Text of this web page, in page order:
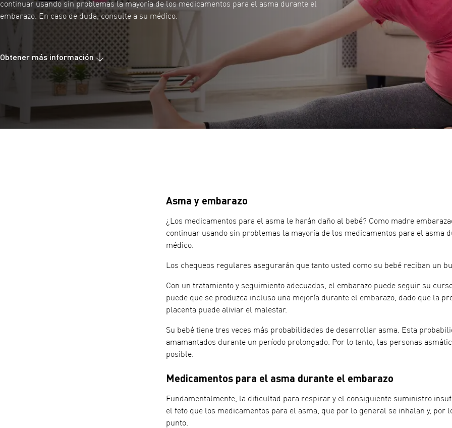
continuar usando sin problemas la mayoría de los medicamentos para el asma durante el
embarazo. En caso de duda, consulte a su médico.
Obtener más información
Asma y embarazo
¿Los medicamentos para el asma le harán daño al bebé? Como madre
continuar usando sin problemas la mayoría de los medicamentos para el asma
médico.
Los chequeos regulares asegurarán que tanto usted como su bebé reciban un
Con un tratamiento y seguimiento adecuados, el embarazo puede seguir su
puede que se produzca incluso una mejoría durante el embarazo, dado que la
placenta puede aliviar el malestar.
Su bebé tiene tres veces más probabilidades de desarrollar asma. Esta
amamantados durante un período prolongado. Por lo tanto, las personas
posible.
Medicamentos para el asma durante el embarazo
Fundamentalmente, la dificultad para respirar y el consiguiente suministro
el feto que los medicamentos para el asma, que por lo general se inhalan y,
punto.